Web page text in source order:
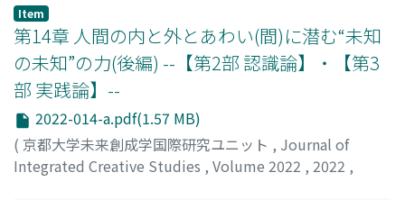
村瀬, 雅俊
Tomoko
Item
第14章 人間の内と外とあわい(間)に潜む“未知
の未知”の力(後編) --【第2部 認識論】・【第3
部 実践論】--
2022-014-a.pdf(1.57 MB)
( 京都大学未来創成学国際研究ユニット , Journal of
Integrated Creative Studies , Volume 2022 , 2022 ,